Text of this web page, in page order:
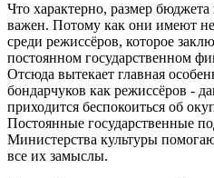
Что характерно, размер
важен. Потому как они имеют
среди режиссёров, которое
постоянном государственном
Отсюда вытекает главная
бондарчуков как режиссёров -
приходится беспокоиться об
Постоянные государственные
Министерства культуры
все их замыслы.